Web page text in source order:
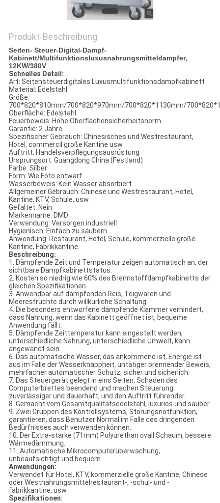
Produkt-Beschreibung
Seiten- Steuer-Digital-Dampf-
Kabinett/Multifunktionsluxusnahrungsmitteldampfer,
12KW/380V
Schnelles Detail:
Art: Seitensteuerdigitales Luxusmultifunktionsdampfkabinett
Material: Edelstahl
Größe:
700*820*810mm/700*820*970mm/700*820*1130mm/
Oberfläche: Edelstahl
Feuerbeweis: Hohe Oberflächensicherheitsnorm
Garantie: 2 Jahre
Spezifischer Gebrauch: Chinesisches und Westrestaurant,
Hotel, commercil große Kantine usw.
Auftritt: Handelsverpflegungsausrüstung
Ursprungsort: Guangdong China (Festland)
Farbe: Silber
Form: Wie Foto entwarf
Wasserbeweis: Kein Wasser absorbiert.
Allgemeiner Gebrauch: Chinese und Westrestaurant, Hotel,
Kantine, KTV, Schule, usw.
Gefaltet: Nein
Markenname: DMD
Verwendung: Versorgen industriell
Hygienisch: Einfach zu säubern
Anwendung: Restaurant, Hotel, Schule, kommerzielle große
Kantine, Fabrikkantine.
Beschreibung:
1. Dämpfende Zeit und Temperatur zeigen automatisch an, der
sichtbare Dampfkabinettstatus.
2. Kosten so niedrig wie 60% des Brennstoffdampfkabinetts der
gleichen Spezifikationen.
3. Anwendbar auf dämpfenden Reis, Teigwaren und
Meeresfrüchte durch willkürliche Schaltung.
4. Die besonders entworfene dämpfende Klammer verhindert,
dass Nahrung, wenn das Kabinett geöffnet ist, bequeme
Anwendung fällt.
5. Dämpfende Zeittemperatur kann eingestellt werden,
unterschiedliche Nahrung, unterschiedliche Umwelt, kann
angewandt sein.
6. Das automatische Wasser, das ankommend ist, Energie ist
aus im Falle der Wasserknappheit, untätiger brennender Beweis,
mehrfacher automatischer Schutz, sicher und sicherlich.
7. Das Steuergerät gelegt in eins Seiten, Schaden des
Computerbrettes beendend und machen Steuerung
zuverlässiger und dauerhaft, und den Auftritt führender.
8. Gemacht vom Gesamtqualitätsedelstahl, luxuriös und sauber.
9. Zwei Gruppen des Kontrollsystems, Störungsnotfunktion,
garantieren, dass Benutzer Normal im Falle des dringenden
Bedürfnisses auch verwenden können.
10. Der Extra-starke (71mm) Polyurethan ovall Schaum, bessere
Wärmedämmung.
11. Automatische Mikrocomputerüberwachung,
unbeaufsichtigt und bequem.
Anwendungen:
Verwendet für Hotel, KTV, kommerzielle große Kantine, Chinese
oder Westnahrungsmittelrestaurant-, -schul- und -
fabrikkantine, usw.
Spezifikationen: